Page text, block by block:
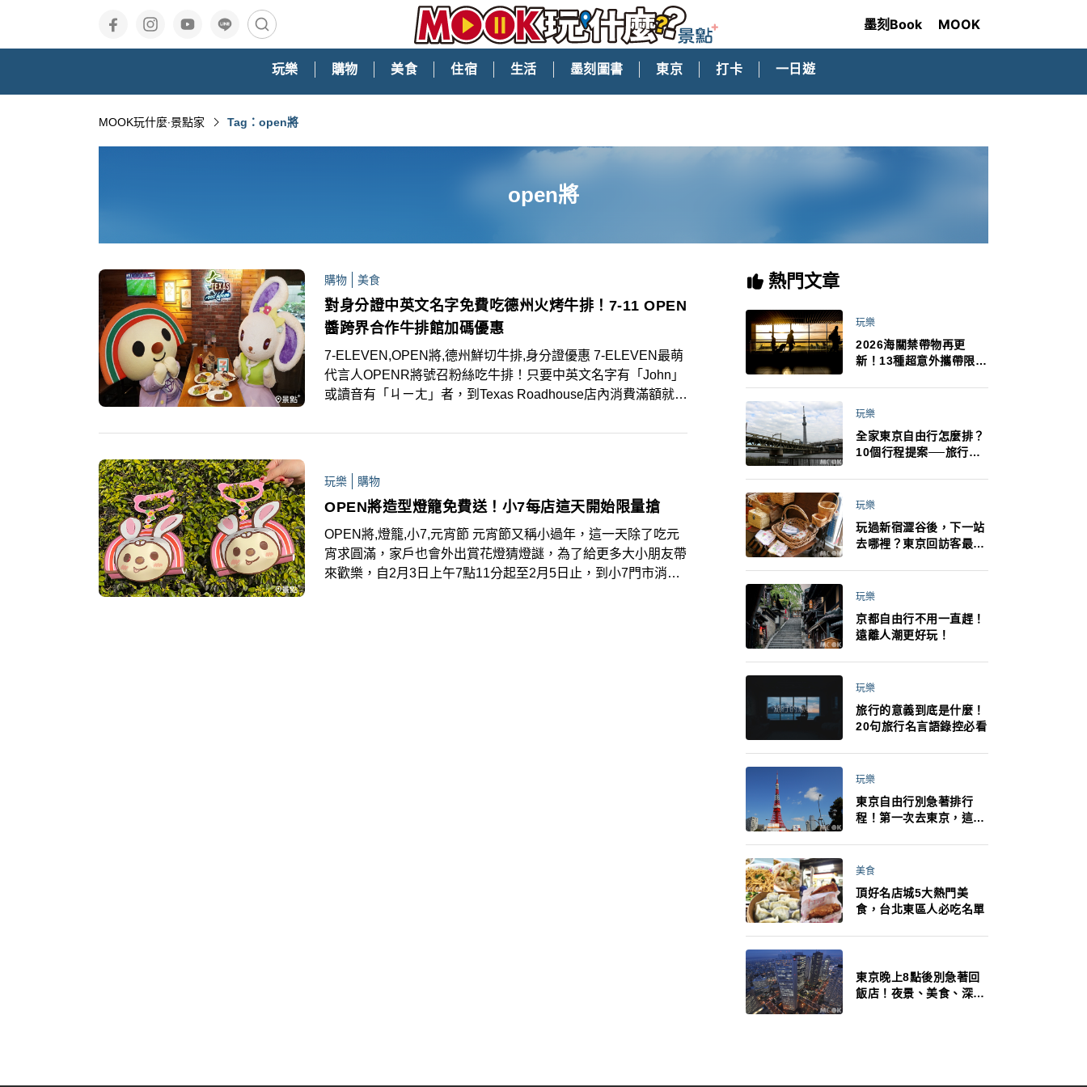
墨刻Book MOOK
玩樂 購物 美食 住宿 生活 墨刻圖書 東京 打卡 一日遊
MOOK玩什麼‧景點家 Tag：open將
open將
購物 美食
對身分證中英文名字免費吃德州火烤牛排！7-11 OPEN
醬跨界合作牛排館加碼優惠
7-ELEVEN,OPEN將,德州鮮切牛排,身分證優惠 7-ELEVEN最萌
代言人OPENR將號召粉絲吃牛排！只要中英文名字有「John」
或讀音有「ㄐㄧㄤ」者，到Texas Roadhouse店內消費滿額就可
玩樂 購物
OPEN將造型燈籠免費送！小7每店這天開始限量搶
OPEN將,燈籠,小7,元宵節 元宵節又稱小過年，這一天除了吃元
宵求圓滿，家戶也會外出賞花燈猜燈謎，為了給更多大小朋友帶
來歡樂，自2月3日上午7點11分起至2月5日止，到小7門市消費
熱門文章
玩樂
2026海關禁帶物再更
新！13種超意外攜帶限
最高還罰百萬！注意事項
玩樂
全家東京自由行怎麼排？
10個行程提案──旅行不
法！
玩樂
玩過新宿澀谷後，下一站
去哪裡？東京回訪客最推
玩樂
京都自由行不用一直趕！
遠離人潮更好玩！
玩樂
旅行的意義到底是什麼！
20句旅行名言語錄控必看
玩樂
東京自由行別急著排行
程！第一次去東京，這10
美食
頂好名店城5大熱門美
食，台北東區人必吃名單
東京晚上8點後別急著回
飯店！夜景、美食、深夜